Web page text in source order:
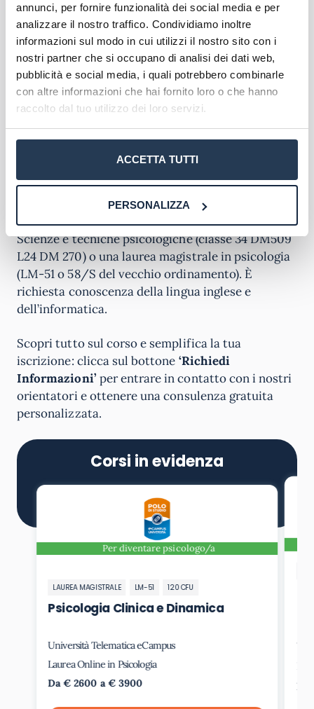
annunci, per fornire funzionalità dei social media e per
analizzare il nostro traffico. Condividiamo inoltre
informazioni sul modo in cui utilizzi il nostro sito con i
nostri partner che si occupano di analisi dei dati web,
pubblicità e social media, i quali potrebbero combinarle
con altre informazioni che hai fornito loro o che hanno
raccolto dal tuo utilizzo dei loro servizi.
ACCETTA TUTTI
PERSONALIZZA
CFU, di cui 20 da svolgersi nella magistrale e 10
nella triennale L-24), nonché la Prova Pratica
Valutativa durante la magistrale LM-51 che
precede la discussione di laurea.
Requisiti di ammissione
Le iscrizionial corso di laurea di Processi
Cognitivi e Tecnologie di Uninettuno (classe
ingresso.
Per iscriversi è necessaria una laurea triennale in
Scienze e tecniche psicologiche (classe 34 DM509
L24 DM 270) o una laurea magistrale in psicologia
(LM-51 o 58/S del vecchio ordinamento). È
richiesta conoscenza della lingua inglese e
dell’informatica.
Scopri tutto sul corso e semplifica la tua
iscrizione: clicca sul bottone ‘Richiedi
Informazioni’per entrare in contatto con i nostri
orientatori e ottenere una consulenza gratuita
personalizzata.
Corsi in evidenza
Per diventare psicologo/a
LAUREA MAGISTRALE LM-51 120 CFU
Psicologia Clinica e Dinamica
Università Telematica eCampus
Laurea Online in Psicologia
Da € 2600 a € 3900
Da